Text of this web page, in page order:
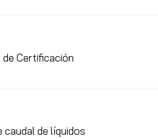
Certificación
de líquidos